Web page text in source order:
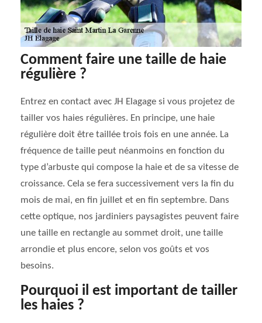
Comment faire une taille de haie
régulière ?
Entrez en contact avec JH Elagage si vous projetez de
tailler vos haies régulières. En principe, une haie
régulière doit être taillée trois fois en une année. La
fréquence de taille peut néanmoins en fonction du
type d’arbuste qui compose la haie et de sa vitesse de
croissance. Cela se fera successivement vers la fin du
mois de mai, en fin juillet et en fin septembre. Dans
cette optique, nos jardiniers paysagistes peuvent faire
une taille en rectangle au sommet droit, une taille
arrondie et plus encore, selon vos goûts et vos
besoins.
Pourquoi il est important de tailler
les haies ?